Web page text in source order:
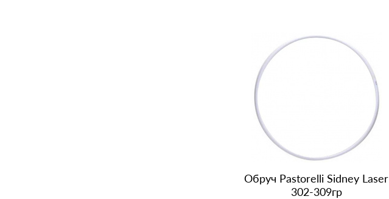
Обруч Pastorelli Sidney Laser
302-309гр